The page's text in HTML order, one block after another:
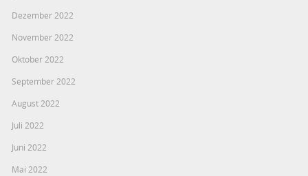
Dezember 2022
November 2022
Oktober 2022
September 2022
August 2022
Juli 2022
Juni 2022
Mai 2022